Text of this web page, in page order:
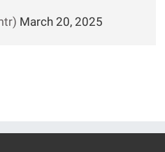
March 20, 2025